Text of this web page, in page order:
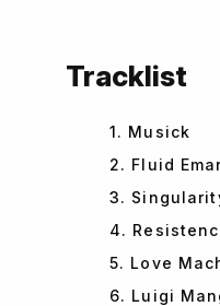
Tracklist
1. Musick
2. Fluid
3.
4.
5. Love
6. Luigi